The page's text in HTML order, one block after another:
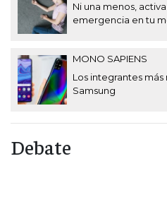
Ni una menos,
emergencia en tu
MONO SAPIENS
Los integrantes
Samsung
Debate